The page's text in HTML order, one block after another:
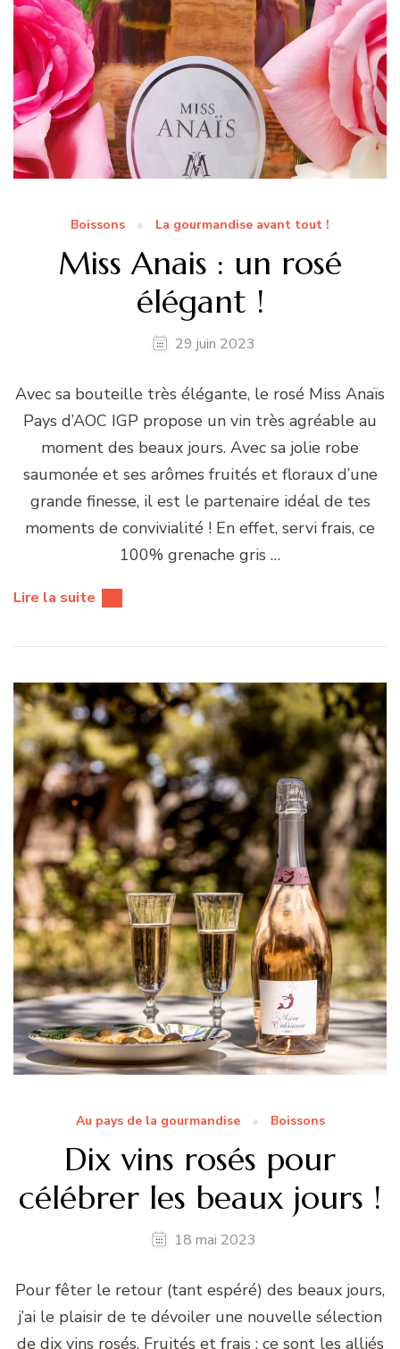
Boissons La gourmandise avant tout !
Miss Anais : un rosé
élégant !
29 juin 2023
Avec sa bouteille très élégante, le rosé Miss Anaïs
Pays d’AOC IGP propose un vin très agréable au
moment des beaux jours. Avec sa jolie robe
saumonée et ses arômes fruités et floraux d’une
grande finesse, il est le partenaire idéal de tes
moments de convivialité ! En effet, servi frais, ce
100% grenache gris …
Lire la suite
Au pays de la gourmandise Boissons
Dix vins rosés pour
célébrer les beaux jours !
18 mai 2023
Pour fêter le retour (tant espéré) des beaux jours,
j’ai le plaisir de te dévoiler une nouvelle sélection
de dix vins rosés. Fruités et frais : ce sont les alliés